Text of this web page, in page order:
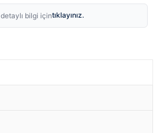
bilgi içintıklayınız.